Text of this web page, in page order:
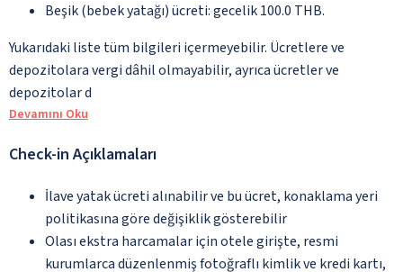
Beşik (bebek yatağı) ücreti: gecelik 100.0 THB.
Yukarıdaki liste tüm bilgileri içermeyebilir. Ücretlere ve
depozitolara vergi dâhil olmayabilir, ayrıca ücretler ve
depozitolar d
Devamını Oku
Check-in Açıklamaları
İlave yatak ücreti alınabilir ve bu ücret, konaklama yeri
politikasına göre değişiklik gösterebilir
Olası ekstra harcamalar için otele girişte, resmi
kurumlarca düzenlenmiş fotoğraflı kimlik ve kredi kartı,